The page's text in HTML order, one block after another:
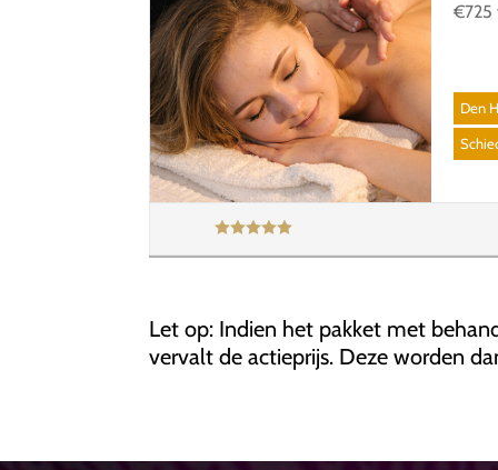
€725
Den
Let op: Indien het pakket met
vervalt de actieprijs. Deze worden